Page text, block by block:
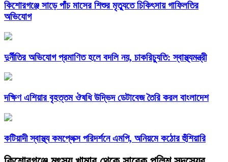
কিশোরগঞ্জে সাড়ে পাঁচ মাসের শিশুর মৃত্যুতে চিকিৎসায় গাফিলতির
অভিযোগ
দুর্নীতির অভিযোগ প্রমাণিত হলে বদলি নয়, চাকরিচ্যুতি: স্বাস্থ্যমন্ত্রী
দক্ষিণ এশিয়ার বৃহত্তম ঔষধি উদ্ভিদ ডেটাবেজ তৈরি করল বাংলাদেশ
কটিয়াদী স্বাস্থ্য কমপ্লেক্স পরিদর্শনে এমপি, অনিয়মে কঠোর হুঁশিয়ারি